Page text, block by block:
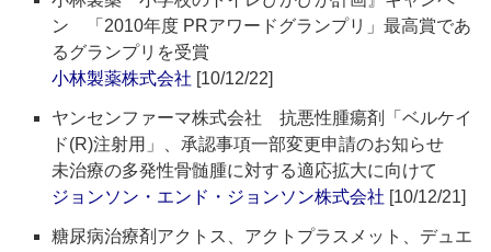
ン 「2010年度 PRアワードグランプリ」最高賞であ
るグランプリを受賞
小林製薬株式会社 [10/12/22]
ヤンセンファーマ株式会社 抗悪性腫瘍剤「ベルケイ
ド(R)注射用」、承認事項一部変更申請のお知らせ
未治療の多発性骨髄腫に対する適応拡大に向けて
ジョンソン・エンド・ジョンソン株式会社 [10/12/21]
糖尿病治療剤アクトス、アクトプラスメット、デュエ